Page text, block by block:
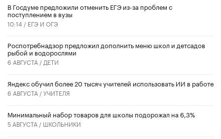
В Госдуме предложили отменить ЕГЭ из-за проблем с
поступлением в вузы
10:14 / ЕГЭ И ОГЭ
Роспотребнадзор предложил дополнить меню школ и детсадов
рыбой и водорослями
6 АВГУСТА / ДЕТИ
​Яндекс обучил более 20 тысяч учителей использовать ИИ в работе
6 АВГУСТА /УЧИТЕЛЯ
Минимальный набор товаров для школы подорожал на 6,3%
5 АВГУСТА / ШКОЛЬНИКИ